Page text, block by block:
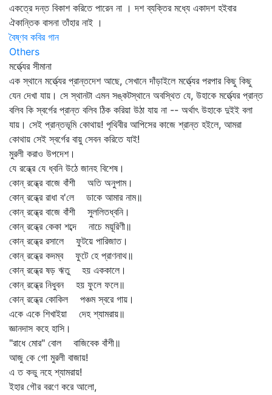
একত্রে দন্ত বিকাশ করিতে পারেন না । দশ ব্যক্তির মধ্যে একাদশ হইবার
ঐকান্তিক বাসনা তাঁহার নাই ।
বৈষ্ণব কবির গান
Others
মর্ত্ত্যের সীমানা
এক স্থানে মর্ত্ত্যের প্রান্তদেশ আছে, সেখানে দাঁড়াইলে মর্ত্ত্যের পরপার কিছু কিছু
যেন দেখা যায়। সে স্থানটা এমন সঙ্কটস্থানে অবস্থিত যে, উহাকে মর্ত্ত্যের প্রান্ত
বলিব কি স্বর্গের প্রান্ত বলিব ঠিক করিয়া উঠা যায় না -- অর্থাৎ উহাকে দুইই বলা
যায়। সেই প্রান্তভূমি কোথায়! পৃথিবীর আপিসের কাজে শ্রান্ত হইলে, আমরা
কোথায় সেই স্বর্গের বায়ু সেবন করিতে যাই!
মুরলী করাও উপদেশ।
যে রন্ধ্রে যে ধ্বনি উঠে জানহ বিশেষ।
কোন্‌ রন্ধ্রে বাজে বাঁশী অতি অনুপাম।
কোন্‌ রন্ধ্রে রাধা ব'লে ডাকে আমার নাম॥
কোন্‌ রন্ধ্রে বাজে বাঁশী সুললিতধ্বনি।
কোন্‌ রন্ধ্রে কেকা শব্দে নাচে ময়ূরিণী॥
কোন্‌ রন্ধ্রে রসালে ফুটয়ে পারিজাত।
কোন্‌ রন্ধ্রে কদম্ব ফুটে হে প্রাণনাথ॥
কোন্‌ রন্ধ্রে ষড় ঋতু হয় এককালে।
কোন্‌ রন্ধ্রে নিধুবন হয় ফুলে ফলে॥
কোন্‌ রন্ধ্রে কোকিল পঞ্চম স্বরে গায়।
একে একে শিখাইয়া দেহ শ্যামরায়॥
জ্ঞানদাস কহে হাসি।
"রাধে মোর" বোল বাজিবেক বাঁশী॥
আজু কে গো মুরলী বাজায়!
এ ত কভু নহে শ্যামরায়!
ইহার গৌর বরণে করে আলো,